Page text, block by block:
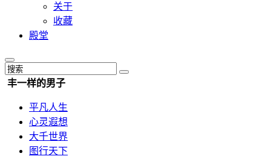
关于
收藏
殿堂
丰一样的男子
平凡人生
心灵遐想
大千世界
图行天下